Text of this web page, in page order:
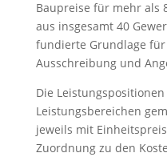
Baupreise für mehr als
aus insgesamt 40
fundierte Grundlage
Ausschreibung und
Die
Leistungsbereichen
jeweils mit
Zuordnung zu den